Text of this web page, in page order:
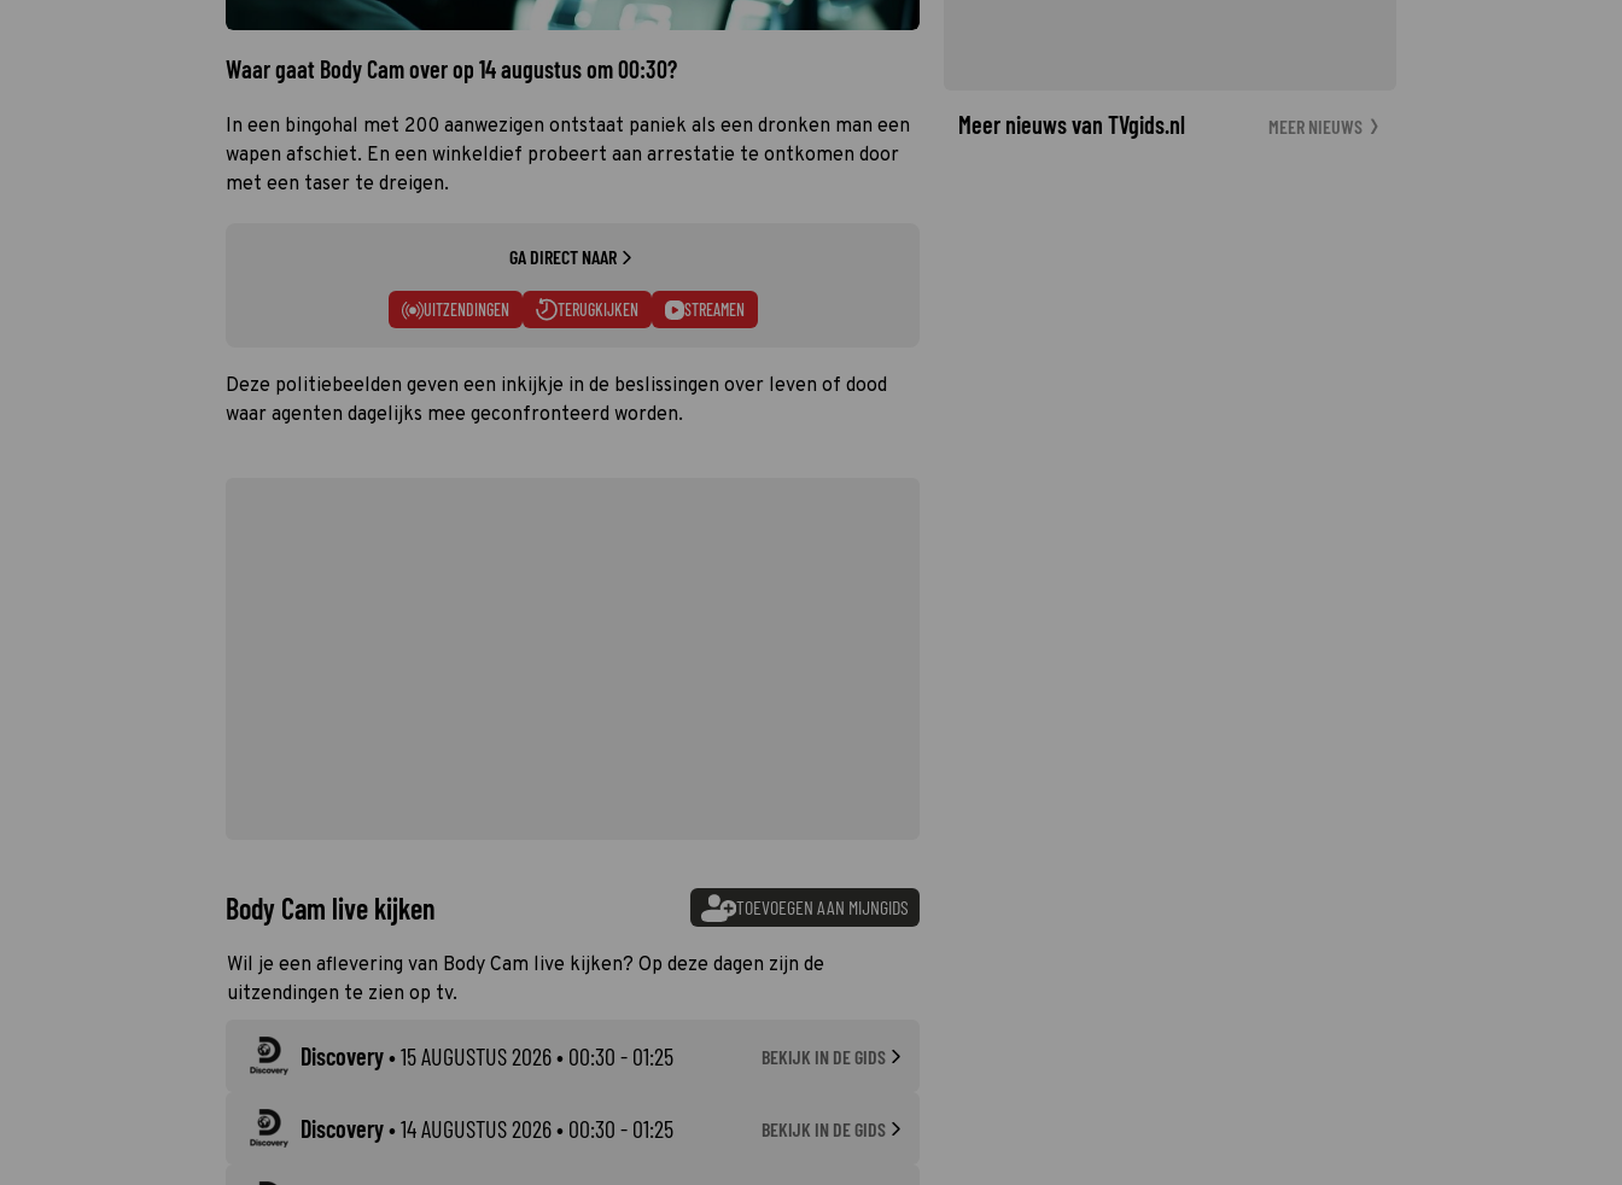
Waar gaat Body Cam over op 14 augustus om 00:30?
In een bingohal met 200 aanwezigen ontstaat paniek als een dronken man een
wapen afschiet. En een winkeldief probeert aan arrestatie te ontkomen door
met een taser te dreigen.
GA DIRECT NAAR
UITZENDINGEN TERUGKIJKEN STREAMEN
Deze politiebeelden geven een inkijkje in de beslissingen over leven of dood
waar agenten dagelijks mee geconfronteerd worden.
Body Cam live kijken TOEVOEGEN AAN MIJNGIDS
Wil je een aflevering van Body Cam live kijken? Op deze dagen zijn de
uitzendingen te zien op tv.
Discovery•15 AUGUSTUS 2026• 00:30 - 01:25 BEKIJK IN DE GIDS
Discovery•14 AUGUSTUS 2026• 00:30 - 01:25 BEKIJK IN DE GIDS
Meer nieuws van TVgids.nl MEER NIEUWS